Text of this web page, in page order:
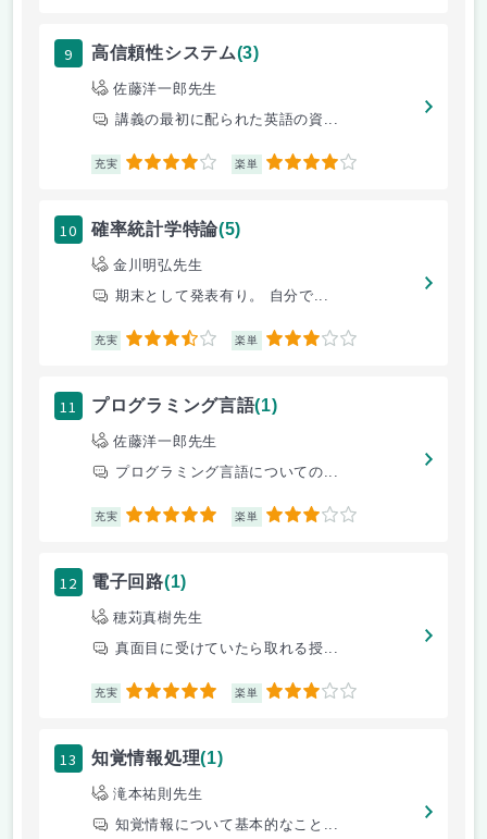
9 高信頼性システム(3)
佐藤洋一郎先生
講義の最初に配られた英語の資...
充実 4 楽単 4
10 確率統計学特論(5)
金川明弘先生
期末として発表有り。 自分で...
充実 3.5 楽単 3
11 プログラミング言語(1)
佐藤洋一郎先生
プログラミング言語についての...
充実 5 楽単 3
12 電子回路(1)
穂苅真樹先生
真面目に受けていたら取れる授...
充実 5 楽単 3
13 知覚情報処理(1)
滝本祐則先生
知覚情報について基本的なこと...